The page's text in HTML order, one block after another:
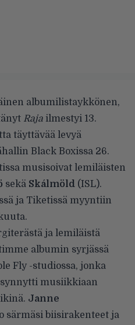
albumilistaykkönen,
Raja ilmestyi 13.
täyttävää levyä
Black Boxissa 26.
musisoivat lemiläisten
sekä Skálmöld (ISL).
ja Tiketissä myyntiin
ja lemiläistä
albumin syrjässä
Fly -studiossa, jonka
musiikkiaan
Janne
särmäsi biisirakenteet ja